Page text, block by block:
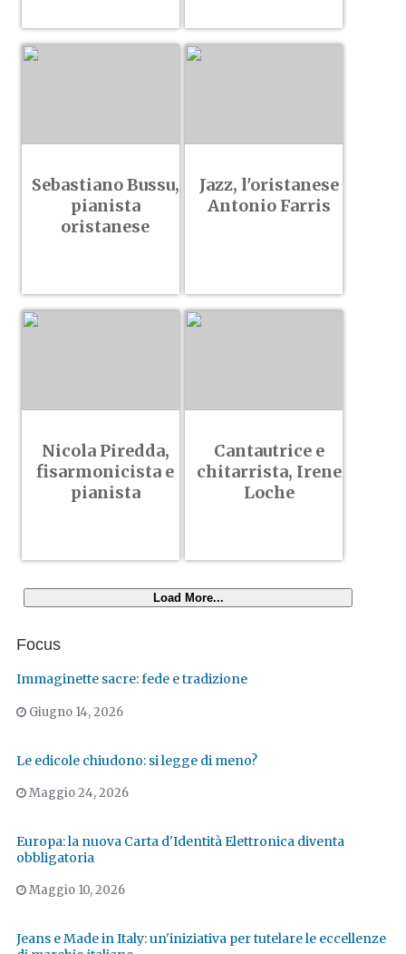
Sebastiano Bussu,
pianista
oristanese
Jazz, l'oristanese
Antonio Farris
Nicola Piredda,
fisarmonicista e
pianista
Cantautrice e
chitarrista, Irene
Loche
Load More...
Focus
Immaginette sacre: fede e tradizione
Giugno 14, 2026
Le edicole chiudono: si legge di meno?
Maggio 24, 2026
Europa: la nuova Carta d'Identità Elettronica diventa
obbligatoria
Maggio 10, 2026
Jeans e Made in Italy: un'iniziativa per tutelare le eccellenze